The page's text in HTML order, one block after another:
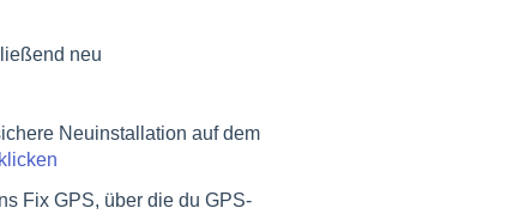
neu
Neuinstallation auf dem
Fix GPS, über die du GPS-